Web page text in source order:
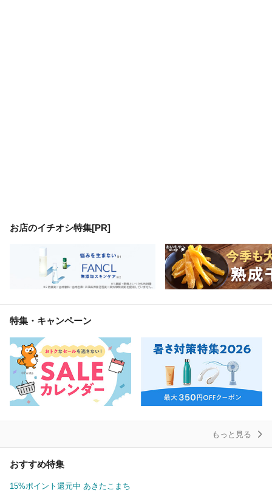
お店のイチオシ特集[PR]
特集・キャンペーン
もっと見る
おすすめ特集
15%ポイント還元中 あきたこまち